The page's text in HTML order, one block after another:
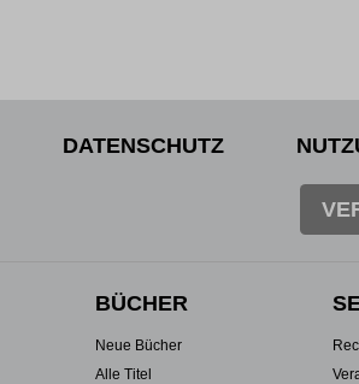
DATENSCHUTZ
BÜCHER
Neue Bücher
Alle Titel